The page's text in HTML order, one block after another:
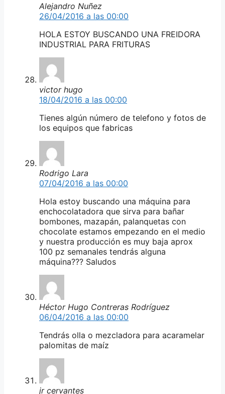
Alejandro Nuñez
26/04/2016 a las 00:00
HOLA ESTOY BUSCANDO UNA FREIDORA
INDUSTRIAL PARA FRITURAS
victor hugo
18/04/2016 a las 00:00
Tienes algún número de telefono y fotos de
los equipos que fabricas
Rodrigo Lara
07/04/2016 a las 00:00
Hola estoy buscando una máquina para
enchocolatadora que sirva para bañar
bombones, mazapán, palanquetas con
chocolate estamos empezando en el medio
y nuestra producción es muy baja aprox
100 pz semanales tendrás alguna
máquina??? Saludos
Héctor Hugo Contreras Rodríguez
06/04/2016 a las 00:00
Tendrás olla o mezcladora para acaramelar
palomitas de maíz
jr cervantes